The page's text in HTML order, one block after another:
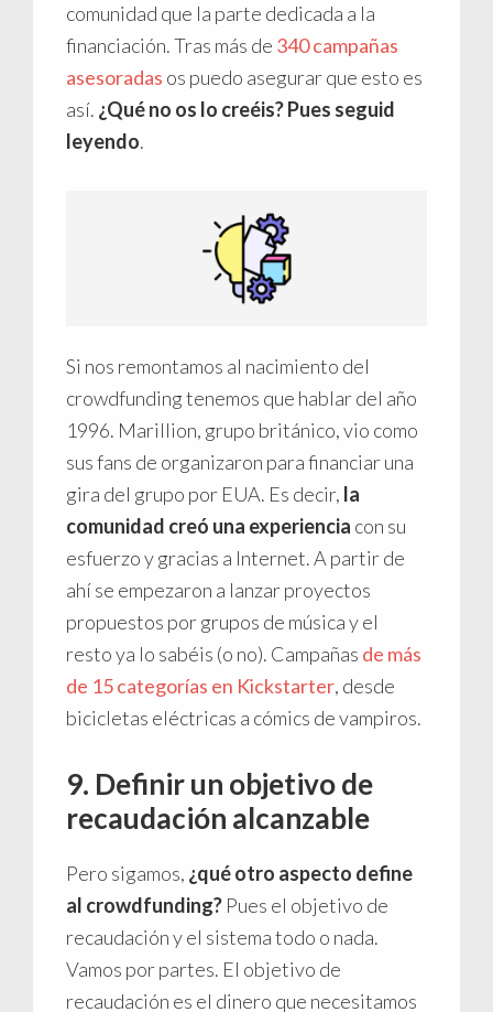
comunidad que la parte dedicada a la
financiación. Tras más de 340 campañas
asesoradas os puedo asegurar que esto es
así. ¿Qué no os lo creéis? Pues seguid
leyendo.
Si nos remontamos al nacimiento del
crowdfunding tenemos que hablar del año
1996. Marillion, grupo británico, vio como
sus fans de organizaron para financiar una
gira del grupo por EUA. Es decir, la
comunidad creó una experiencia con su
esfuerzo y gracias a Internet. A partir de
ahí se empezaron a lanzar proyectos
propuestos por grupos de música y el
resto ya lo sabéis (o no). Campañas de más
de 15 categorías en Kickstarter, desde
bicicletas eléctricas a cómics de vampiros.
9. Definir un objetivo de
recaudación alcanzable
Pero sigamos, ¿qué otro aspecto define
al crowdfunding? Pues el objetivo de
recaudación y el sistema todo o nada.
Vamos por partes. El objetivo de
recaudación es el dinero que necesitamos